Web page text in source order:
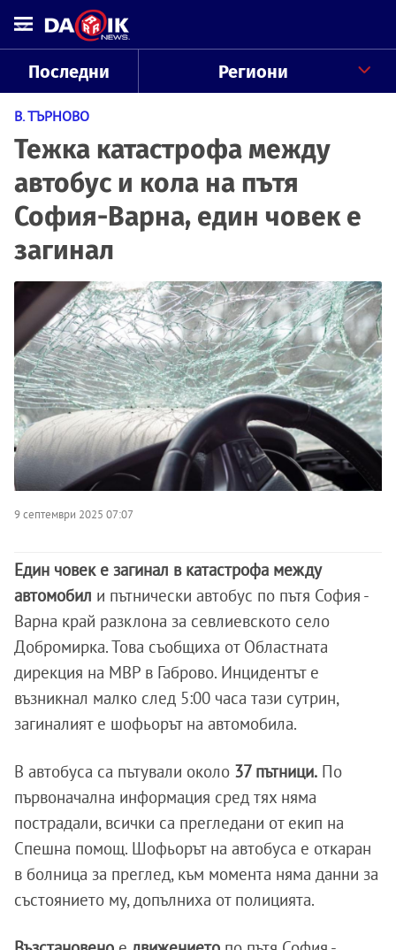
Последни Региони
В. ТЪРНОВО
Тежка катастрофа между
автобус и кола на пътя
София-Варна, един човек е
загинал
9 септември 2025 07:07
Един човек е загинал в катастрофа между
автомобил и пътнически автобус по пътя София -
Варна край разклона за севлиевското село
Добромирка. Това съобщиха от Областната
дирекция на МВР в Габрово. Инцидентът е
възникнал малко след 5:00 часа тази сутрин,
загиналият е шофьорът на автомобила.
В автобуса са пътували около 37 пътници. По
първоначална информация сред тях няма
пострадали, всички са прегледани от екип на
Спешна помощ. Шофьорът на автобуса е откаран
в болница за преглед, към момента няма данни за
състоянието му, допълниха от полицията.